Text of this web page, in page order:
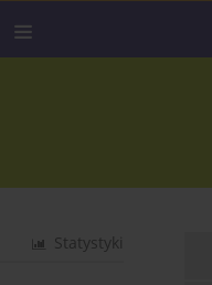
Statystyki